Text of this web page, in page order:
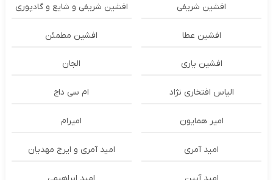
افشین شریفی افشین شریفی و شایع و گادپوری
افشین عطا افشین مطمئن
افشین یاری الجان
الیاس افتخاری نژاد ام سی داج
امير همايون اميرام
امید آمری امید آمری و ایرج مهدیان